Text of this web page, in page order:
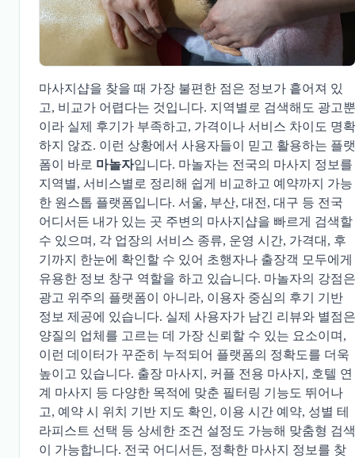
마사지샵을 찾을 때 가장 불편한 점은 정보가 흩어져 있
고, 비교가 어렵다는 것입니다. 지역별로 검색해도 광고뿐
이라 실제 후기가 부족하고, 가격이나 서비스 차이도 명확
하지 않죠. 이런 상황에서 사용자들이 믿고 활용하는 플랫
폼이 바로 마놀자입니다. 마놀자는 전국의 마사지 정보를
지역별, 서비스별로 정리해 쉽게 비교하고 예약까지 가능
한 원스톱 플랫폼입니다. 서울, 부산, 대전, 대구 등 전국
어디서든 내가 있는 곳 주변의 마사지샵을 빠르게 검색할
수 있으며, 각 업장의 서비스 종류, 운영 시간, 가격대, 후
기까지 한눈에 확인할 수 있어 초행자나 출장객 모두에게
유용한 정보 창구 역할을 하고 있습니다. 마놀자의 강점은
광고 위주의 플랫폼이 아니라, 이용자 중심의 후기 기반
정보 제공에 있습니다. 실제 사용자가 남긴 리뷰와 별점은
양질의 업체를 고르는 데 가장 신뢰할 수 있는 요소이며,
이런 데이터가 꾸준히 누적되어 플랫폼의 정확도를 더욱
높이고 있습니다. 출장 마사지, 커플 전용 마사지, 호텔 연
계 마사지 등 다양한 목적에 맞춘 필터링 기능도 뛰어나
고, 예약 시 위치 기반 지도 확인, 이용 시간 예약, 성별 테
라피스트 선택 등 상세한 조건 설정도 가능해 맞춤형 검색
이 가능합니다. 전국 어디서든, 정확한 마사지 정보를 찾